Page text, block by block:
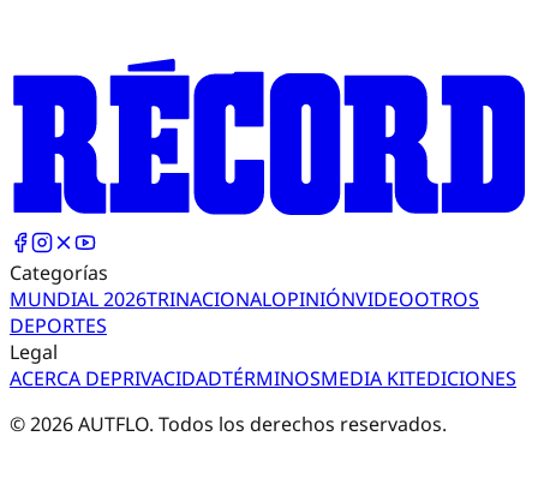
Categorías
MUNDIAL 2026TRINACIONALOPINIÓNVIDEOOTROS
DEPORTES
Legal
ACERCA DEPRIVACIDADTÉRMINOSMEDIA KITEDICIONES
©2026AUTFLO. Todos los derechos reservados.